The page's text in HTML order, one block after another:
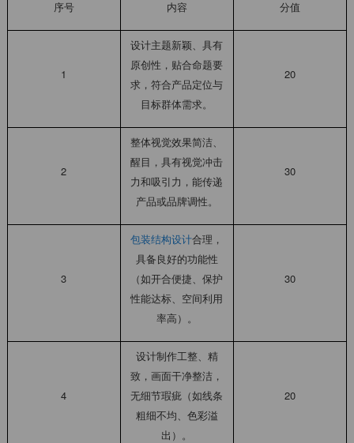
序号 内容 分值
1
设计主题新颖、具有
原创性，贴合命题要
求，符合产品定位与
目标群体需求。
20
2
整体视觉效果简洁、
醒目，具有视觉冲击
力和吸引力，能传递
产品或品牌调性。
30
3
包装结构设计合理，
具备良好的功能性
（如开合便捷、保护
性能达标、空间利用
率高）。
30
4
设计制作工整、精
致，画面干净整洁，
无细节瑕疵（如线条
粗细不均、色彩溢
出）。
20